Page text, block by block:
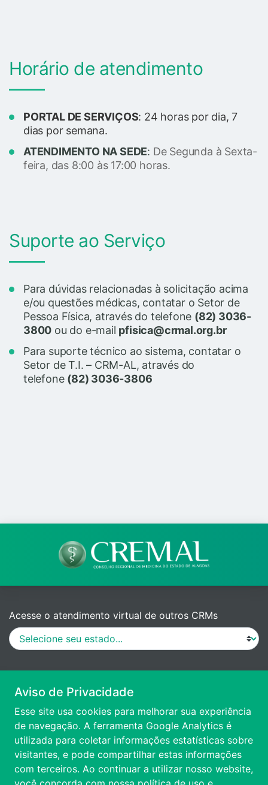
Horário de atendimento
PORTAL DE SERVIÇOS: 24 horas por dia, 7
dias por semana.
ATENDIMENTO NA SEDE: De Segunda à Sexta-
feira, das 8:00 às 17:00 horas.
Suporte ao Serviço
Para dúvidas relacionadas à solicitação acima
e/ou questões médicas, contatar o Setor de
Pessoa Física, através do telefone (82) 3036-
3800 ou do e-mail pfisica@crmal.org.br
Para suporte técnico ao sistema, contatar o
Setor de T.I. – CRM-AL, através do
telefone (82) 3036-3806
Aviso de Privacidade
Esse site usa cookies para melhorar sua experiência
de navegação. A ferramenta Google Analytics é
utilizada para coletar informações estatísticas sobre
visitantes, e pode compartilhar estas informações
com terceiros. Ao continuar a utilizar nosso website,
Acesse o atendimento virtual de outros CRMs
VÍDEO DE APRESENTAÇÃO
ACESSIBILIDADE